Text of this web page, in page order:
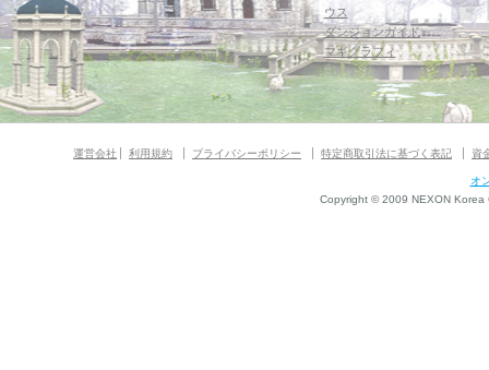
ウス
ダンジョンガイド
マギグラフィ
運営会社 利用規約 プライバシーポリシー 特定商取引法に基づく表記 資
オ
Copyright © 2009 NEXON Korea